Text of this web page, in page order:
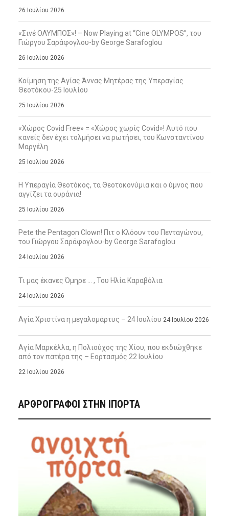
26 Ιουλίου 2026
«Σινέ ΟΛΥΜΠΟΣ»! – Now Playing at “Cine OLYMPOS”, του
Γιώργου Σαράφογλου-by George Sarafoglou
26 Ιουλίου 2026
Κοίμηση της Αγίας Άννας Μητέρας της Υπεραγίας
Θεοτόκου-25 Ιουλίου
25 Ιουλίου 2026
«Χώρος Covid Free» = «Χώρος χωρίς Covid»! Αυτό που
κανείς δεν έχει τολμήσει να ρωτήσει, του Κωνσταντίνου
Μαργέλη
25 Ιουλίου 2026
Η Υπεραγία Θεοτόκος, τα Θεοτοκονύμια και ο ύμνος που
αγγίζει τα ουράνια!
25 Ιουλίου 2026
Pete the Pentagon Clown! Πιτ ο Κλόουν του Πενταγώνου,
του Γιώργου Σαράφογλου-by George Sarafoglou
24 Ιουλίου 2026
Τι μας έκανες Όμηρε … , Του Ηλία Καραβόλια
24 Ιουλίου 2026
Αγία Χριστίνα η μεγαλομάρτυς – 24 Ιουλίου 24 Ιουλίου 2026
Αγία Μαρκέλλα, η Πολιούχος της Χίου, που εκδιώχθηκε
από τον πατέρα της – Εορτασμός 22 Ιουλίου
22 Ιουλίου 2026
ΑΡΘΡΟΓΡΑΦΟΙ ΣΤΗΝ IΠΟΡΤΑ